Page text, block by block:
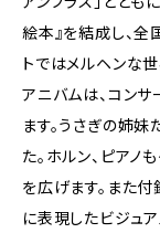
絵本』を結成し、
トではメルヘンな
アニバムは、コン
ます。うさぎの姉
た。ホルン、ピアノ
を広げます。また
に表現したビジュ